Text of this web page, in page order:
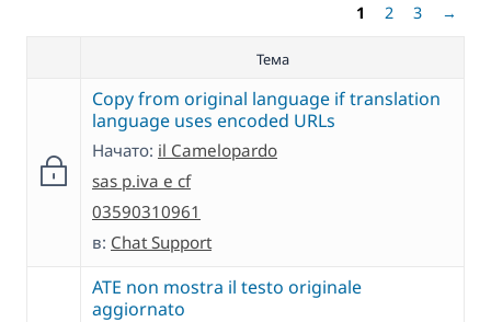
1
2 3 →
Тема
Copy from original language if translation
language uses encoded URLs
Начато: il Camelopardo
sas p.iva e cf
03590310961
в: Chat Support
ATE non mostra il testo originale
aggiornato